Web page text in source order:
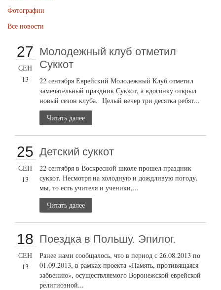
Фотографии
Все новости
27
СЕН
13
Молодежный клуб отметил
Суккот
22 сентября Еврейский Молодежный Клуб отметил
замечательный праздник Суккот, а вдогонку открыл
новый сезон клуба. Целый вечер три десятка ребят...
Читать далее
25
СЕН
13
Детский суккот
22 сентября в Воскресной школе прошел праздник
суккот. Несмотря на холодную и дождливую погоду,
мы, то есть учителя и ученики,...
Читать далее
18
СЕН
13
Поездка в Польшу. Эпилог.
Ранее нами сообщалось, что в период с 26.08.2013 по
01.09.2013, в рамках проекта «Память, противящаяся
забвению», осуществляемого Воронежской еврейской
религиозной...